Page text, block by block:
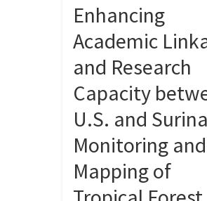
Enhancing
Academic
and Research
Capacity
U.S. and
Monitoring and
Mapping of